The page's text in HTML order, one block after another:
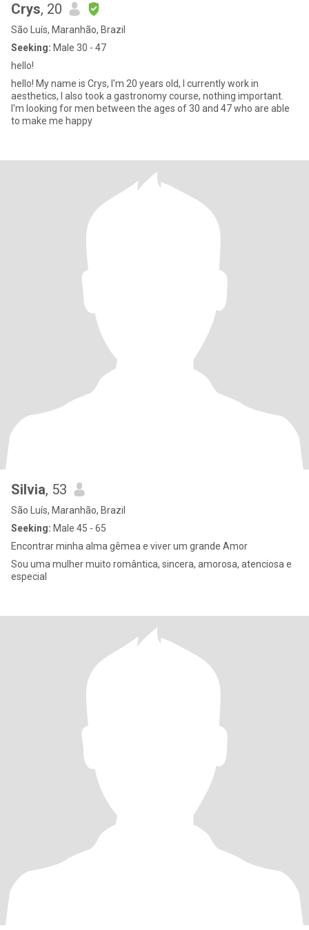
Crys, 20
São Luís, Maranhão, Brazil
Seeking: Male 30 - 47
hello!
hello! My name is Crys, I'm 20 years old, I currently work in
aesthetics, I also took a gastronomy course, nothing important.
I'm looking for men between the ages of 30 and 47 who are able
to make me happy
Silvia, 53
São Luís, Maranhão, Brazil
Seeking: Male 45 - 65
Encontrar minha alma gêmea e viver um grande Amor
Sou uma mulher muito romântica, sincera, amorosa, atenciosa e
especial